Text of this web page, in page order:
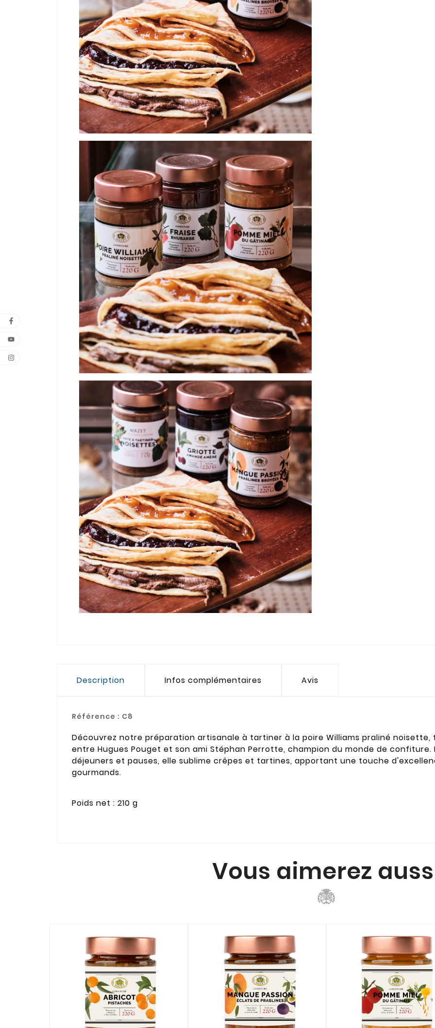
Description Infos complémentaires Avis
Référence : C8
Découvrez notre préparation artisanale à tartiner à la poire Williams praliné
entre Hugues Pouget et son ami Stéphan Perrotte, champion du monde de
déjeuners et pauses, elle sublime crêpes et tartines, apportant une touche
gourmands.
Poids net : 210 g
Vous aimerez